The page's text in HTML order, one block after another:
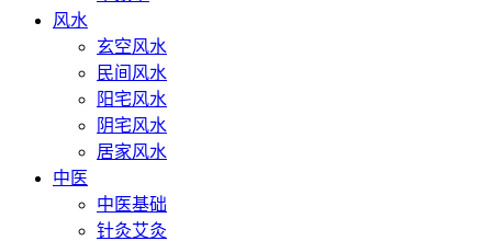
风水
玄空风水
民间风水
阳宅风水
阴宅风水
居家风水
中医
中医基础
针灸艾灸